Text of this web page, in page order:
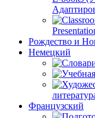
Рождество и
Немецкий
Французский